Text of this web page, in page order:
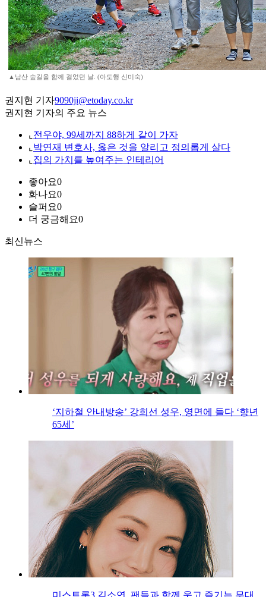
▲남산 숲길을 함께 걸었던 날. (아도행 신미숙)
권지현 기자9090ji@etoday.co.kr
권지현 기자의 주요 뉴스
⌞ 전우야, 99세까지 88하게 같이 가자
⌞ 박연재 변호사, 옳은 것을 알리고 정의롭게 살다
⌞ 집의 가치를 높여주는 인테리어
좋아요0
화나요0
슬퍼요0
더 궁금해요0
최신뉴스
‘지하철 안내방송’ 강희선 성우, 영면에 들다 ‘향년
65세’